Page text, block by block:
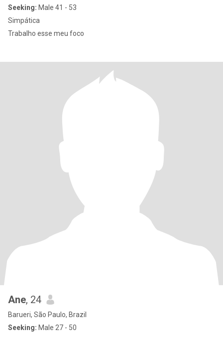
Seeking: Male 41 - 53
Simpática
Trabalho esse meu foco
Ane, 24
Barueri, São Paulo, Brazil
Seeking: Male 27 - 50